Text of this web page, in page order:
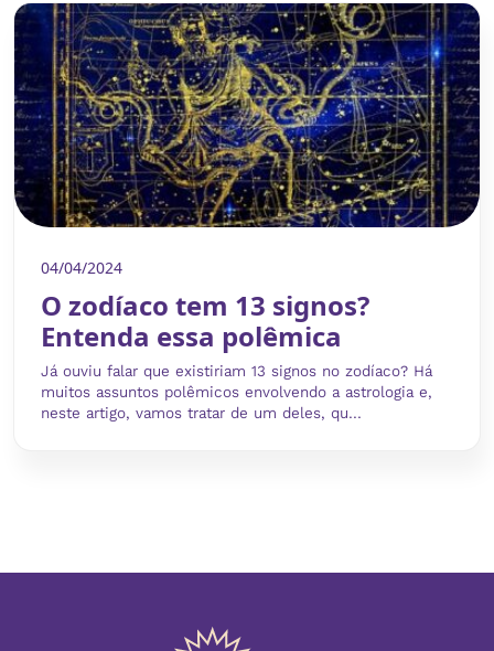
04/04/2024
O zodíaco tem 13 signos?
Entenda essa polêmica
Já ouviu falar que existiriam 13 signos no zodíaco? Há
muitos assuntos polêmicos envolvendo a astrologia e,
neste artigo, vamos tratar de um deles, qu...